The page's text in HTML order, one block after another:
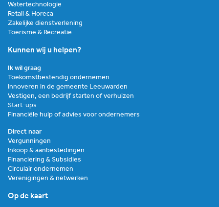
Watertechnologie
Retail & Horeca
Zakelijke dienstverlening
Toerisme & Recreatie
Kunnen wij u helpen?
Ik wil graag
Toekomstbestendig ondernemen
Innoveren in de gemeente Leeuwarden
Vestigen, een bedrijf starten of verhuizen
Start-ups
Financiële hulp of advies voor ondernemers
Direct naar
Vergunningen
Inkoop & aanbestedingen
Financiering & Subsidies
Circulair ondernemen
Verenigingen & netwerken
Op de kaart